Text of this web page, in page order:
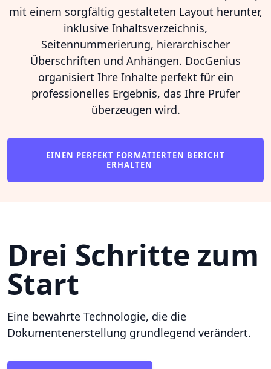
mit einem sorgfältig gestalteten Layout herunter,
inklusive Inhaltsverzeichnis,
Seitennummerierung, hierarchischer
Überschriften und Anhängen. DocGenius
organisiert Ihre Inhalte perfekt für ein
professionelles Ergebnis, das Ihre Prüfer
überzeugen wird.
EINEN PERFEKT FORMATIERTEN BERICHT
ERHALTEN
Drei Schritte zum
Start
Eine bewährte Technologie, die die
Dokumentenerstellung grundlegend verändert.